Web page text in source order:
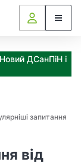
ДСанПіН і
запитання
від